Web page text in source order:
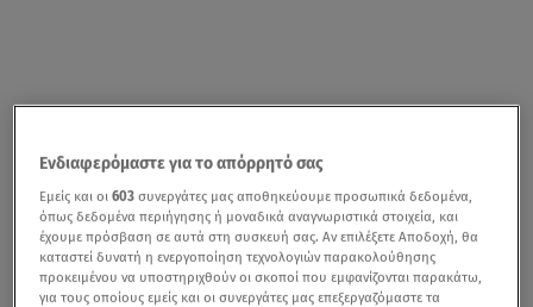
Ενδιαφερόμαστε για το απόρρητό σας
Εμείς και οι603 συνεργάτες μας αποθηκεύουμε προσωπικά δεδομένα,
όπως δεδομένα περιήγησης ή μοναδικά αναγνωριστικά στοιχεία, και
έχουμε πρόσβαση σε αυτά στη συσκευή σας. Αν επιλέξετε Αποδοχή, θα
καταστεί δυνατή η ενεργοποίηση τεχνολογιών παρακολούθησης
προκειμένου να υποστηριχθούν οι σκοποί που εμφανίζονται παρακάτω,
για τους οποίους εμείς και οι συνεργάτες μας επεξεργαζόμαστε τα